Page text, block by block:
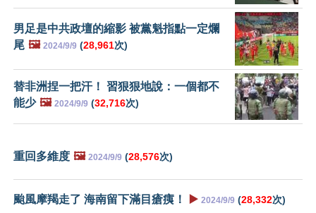
男足是中共政壇的縮影 被黨魁指點一定爛
尾 🖼️ 2024/9/9 (28,961次)
替非洲捏一把汗！ 習狠狠地說：一個都不
能少 🖼️ 2024/9/9 (32,716次)
重回多維度 🖼️ 2024/9/9 (28,576次)
颱風摩羯走了 海南留下滿目瘡痍！ ▶️ 2024/9/9 (28,332次)